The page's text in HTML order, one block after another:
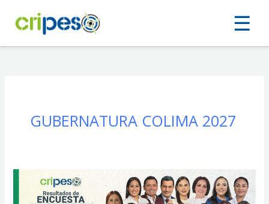
☰
contenido
GUBERNATURA COLIMA 2027